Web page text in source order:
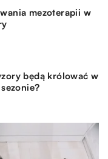
mezoterapii w
będą królować w